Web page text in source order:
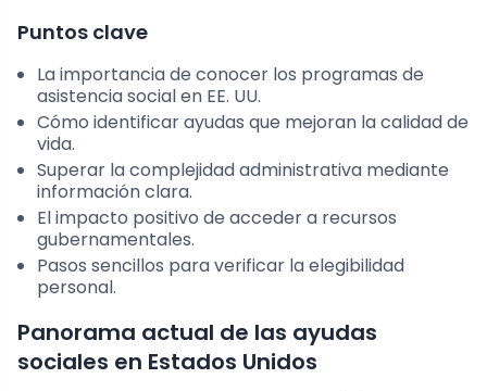
Puntos clave
La importancia de conocer los programas de
asistencia social en EE. UU.
Cómo identificar ayudas que mejoran la calidad de
vida.
Superar la complejidad administrativa mediante
información clara.
El impacto positivo de acceder a recursos
gubernamentales.
Pasos sencillos para verificar la elegibilidad
personal.
Panorama actual de las ayudas
sociales en Estados Unidos